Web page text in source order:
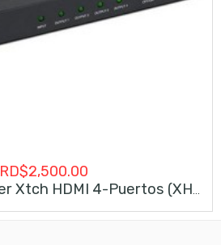
RD$2,500.00